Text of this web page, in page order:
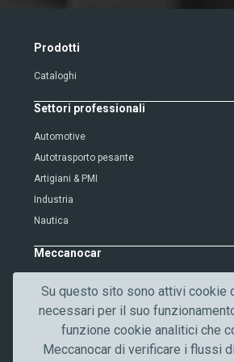
V
r
i
f
i
c
a
t
i
n
Prodotti
Cataloghi
Settori professionali
Automotive
Autotrasporto pesante
Artigiani & PMI
Industria
Nautica
Meccanocar
Qualità
Contattaci
Su questo sito sono attivi cookie
necessari per il suo
funzione cookie analitici che
Meccanocar di verificare i flussi